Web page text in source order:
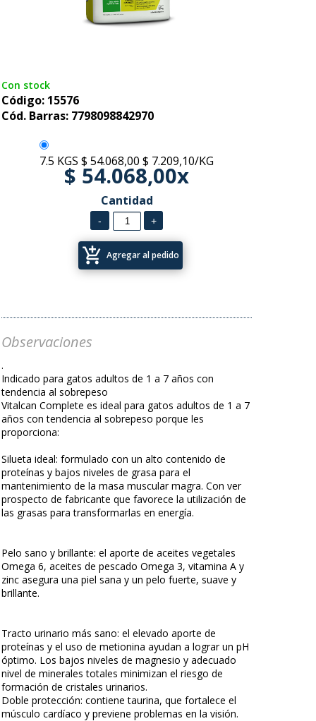
Con stock
Código: 15576
Cód. Barras: 7798098842970
7.5 KGS $ 54.068,00 $ 7.209,10/KG
$ 54.068,00x
Cantidad
add_shopping_cart Agregar al pedido
Observaciones
.
Indicado para gatos adultos de 1 a 7 años con
tendencia al sobrepeso
Vitalcan Complete es ideal para gatos adultos de 1 a 7
años con tendencia al sobrepeso porque les
proporciona:
Silueta ideal: formulado con un alto contenido de
proteínas y bajos niveles de grasa para el
mantenimiento de la masa muscular magra. Con ver
prospecto de fabricante que favorece la utilización de
las grasas para transformarlas en energía.
Pelo sano y brillante: el aporte de aceites vegetales
Omega 6, aceites de pescado Omega 3, vitamina A y
zinc asegura una piel sana y un pelo fuerte, suave y
brillante.
Tracto urinario más sano: el elevado aporte de
proteínas y el uso de metionina ayudan a lograr un pH
óptimo. Los bajos niveles de magnesio y adecuado
nivel de minerales totales minimizan el riesgo de
formación de cristales urinarios.
Doble protección: contiene taurina, que fortalece el
músculo cardíaco y previene problemas en la visión.